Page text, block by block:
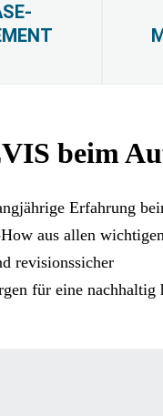
beim
Erfahrung
aus allen
revisionssicher
für eine